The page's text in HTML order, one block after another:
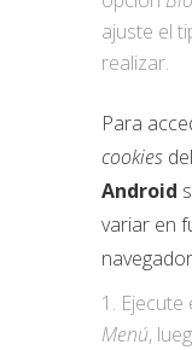
ajuste el
realizar.
Para
cookies
Android
variar en
Ejecute
Menú,